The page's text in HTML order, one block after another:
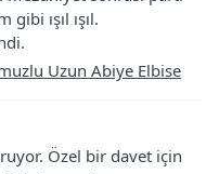
ışıl ışıl.
Uzun Abiye Elbise
Özel bir davet için